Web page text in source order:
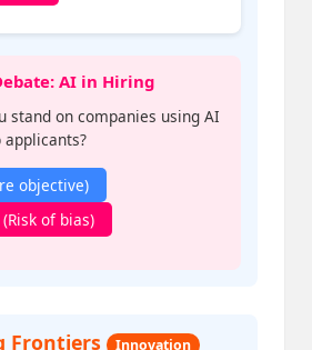
AI in Hiring
stand on companies using AI
objective)
of bias)
Frontiers Innovation